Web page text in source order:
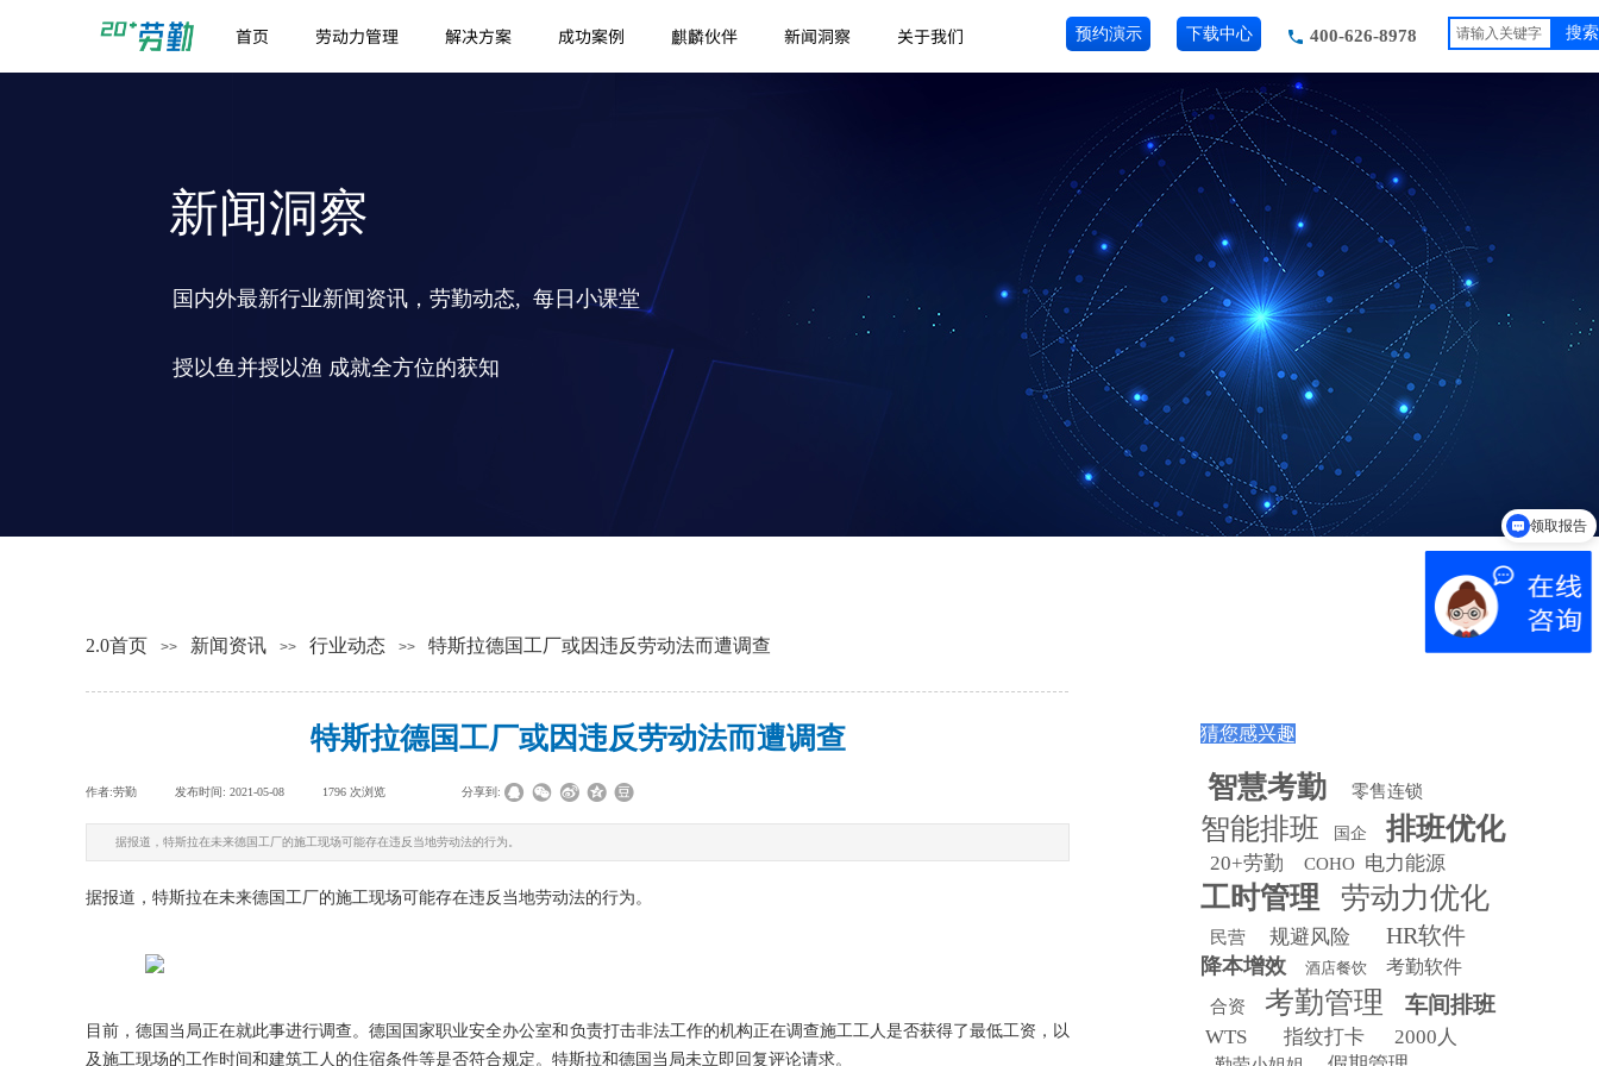
400-626-8978
预约演示 下载中心
首页 劳动力管理 解决方案 成功案例 麒麟伙伴 新闻洞察 关于我们 搜索
国内外最新行业新闻资讯，劳勤动态, 每日小课堂
授以鱼并授以渔 成就全方位的获知
新闻洞察
2.0首页 >> 新闻资讯 >> 行业动态 >> 特斯拉德国工厂或因违反劳动法而遭调查
特斯拉德国工厂或因违反劳动法而遭调查
作者:劳勤 发布时间: 2021-05-08 1796 次浏览 分享到:
据报道，特斯拉在未来德国工厂的施工现场可能存在违反当地劳动法的行为。
据报道，特斯拉在未来德国工厂的施工现场可能存在违反当地劳动法的行为。
目前，德国当局正在就此事进行调查。德国国家职业安全办公室和负责打击非法工作的机构正在调查施工工人是否获得了最低工资，以
及施工现场的工作时间和建筑工人的住宿条件等是否符合规定。特斯拉和德国当局未立即回复评论请求。
猜您感兴趣
智慧考勤 零售连锁
智能排班 国企 排班优化
20+劳勤 COHO 电力能源
工时管理 劳动力优化
民营 规避风险 HR软件
降本增效 酒店餐饮 考勤软件
合资 考勤管理 车间排班
WTS 指纹打卡 2000人
产品演示